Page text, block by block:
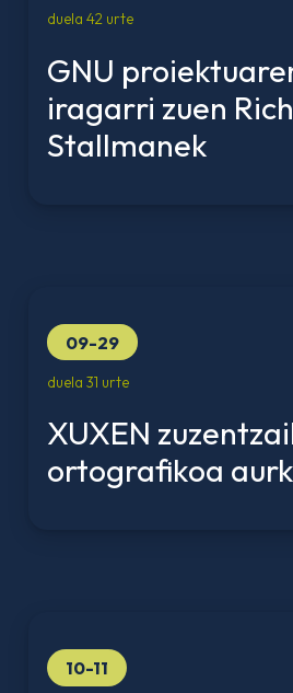
duela 42 urte
GNU
iragarri zuen
Stallmanek
09-29
duela 31 urte
XUXEN
ortografikoa
10-11